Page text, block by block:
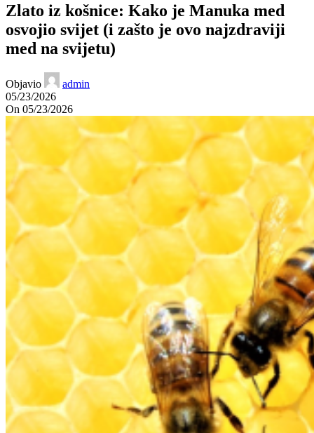
Zlato iz košnice: Kako je Manuka med
osvojio svijet (i zašto je ovo najzdraviji
med na svijetu)
Objavio
admin
05/23/2026
On 05/23/2026